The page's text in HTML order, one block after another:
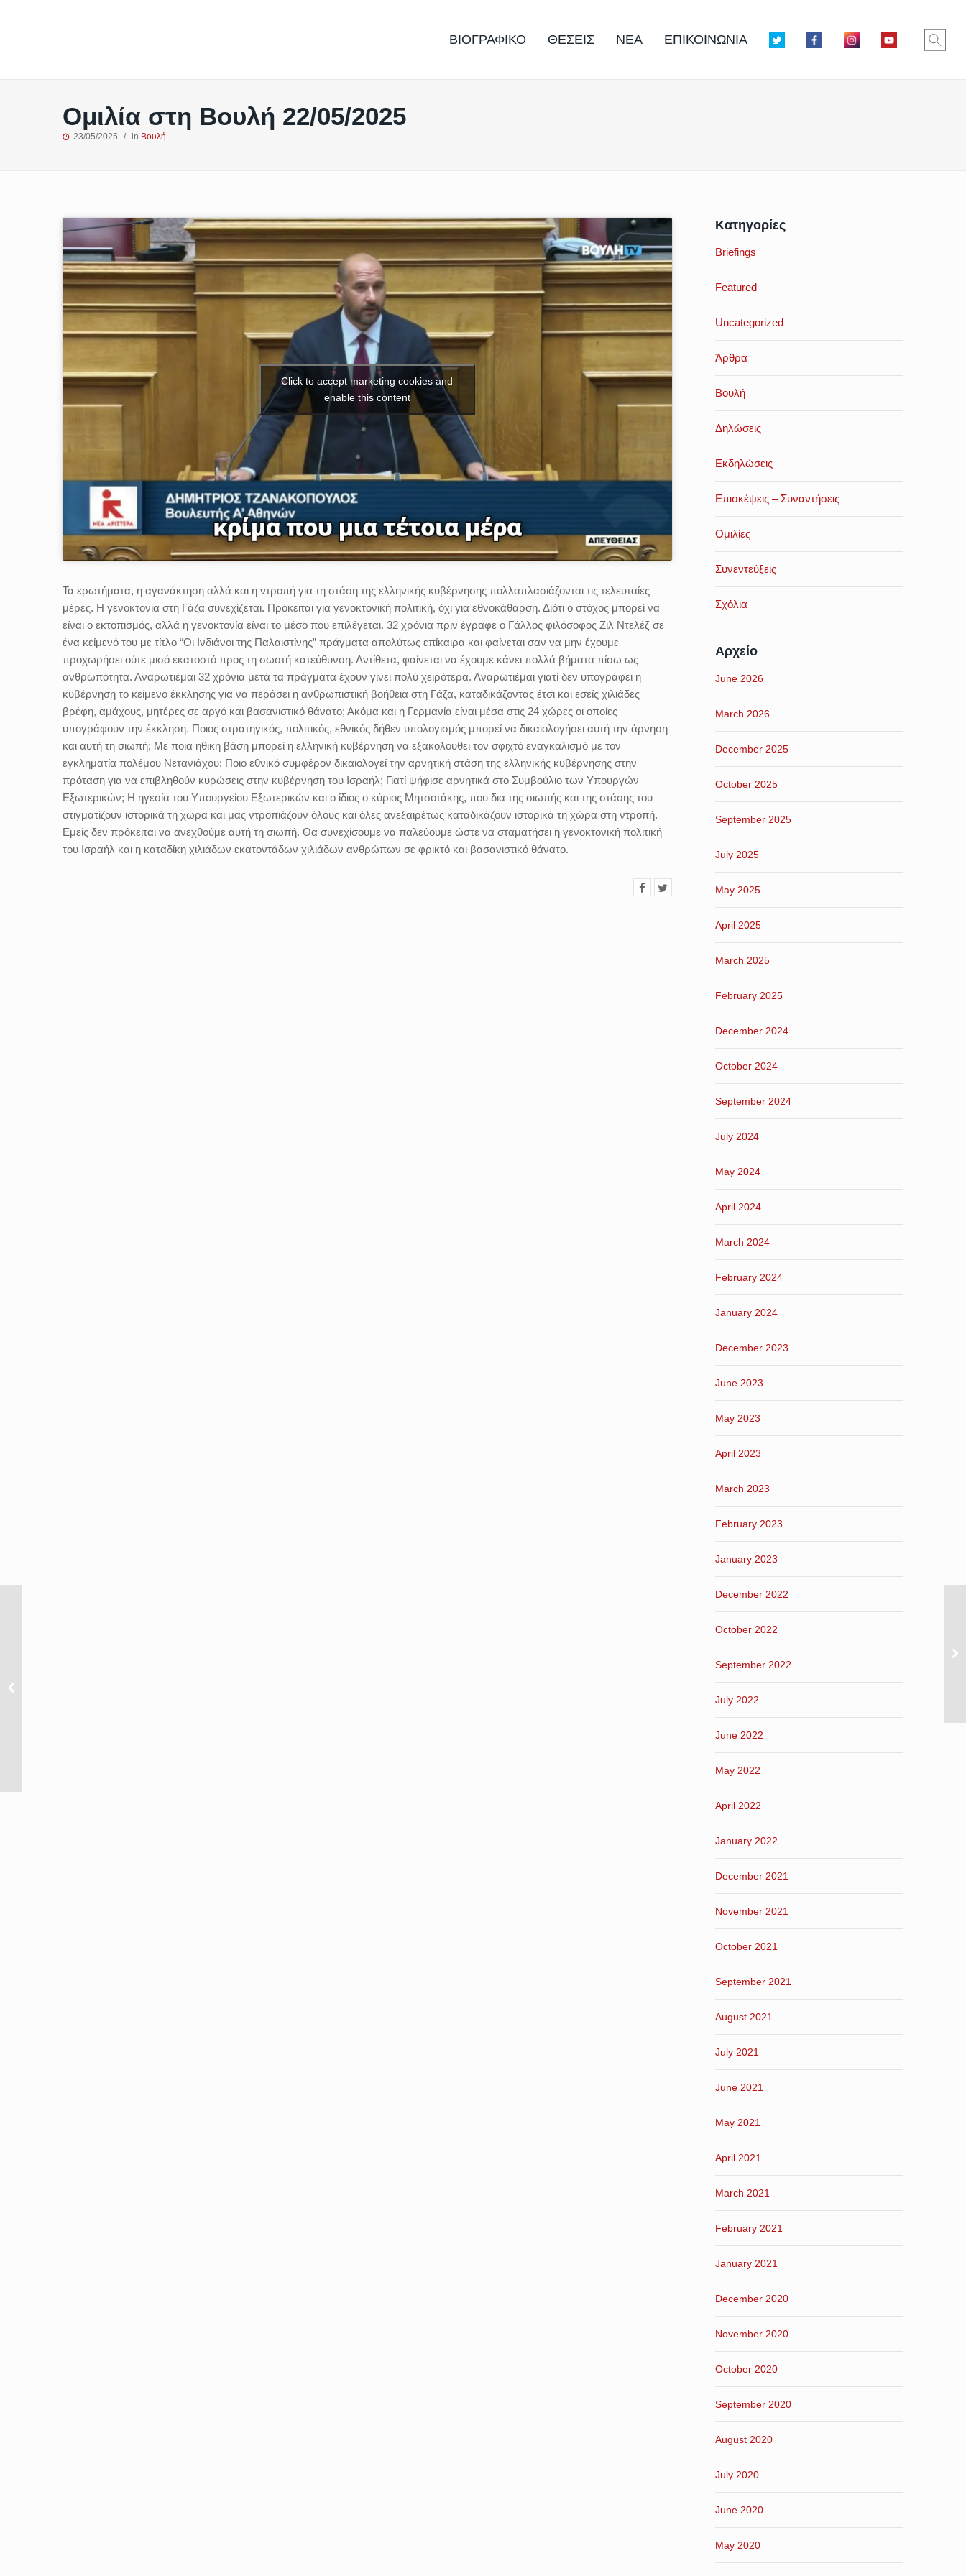
ΒΙΟΓΡΑΦΙΚΟ ΘΕΣΕΙΣ ΝΕΑ ΕΠΙΚΟΙΝΩΝΙΑ
Ομιλία στη Βουλή 22/05/2025
23/05/2025 in Βουλή
Click to accept marketing cookies and
enable this content
Τα ερωτήματα, η αγανάκτηση αλλά και η ντροπή για τη στάση της ελληνικής κυβέρνησης πολλαπλασιάζονται τις τελευταίες
μέρες. Η γενοκτονία στη Γάζα συνεχίζεται. Πρόκειται για γενοκτονική πολιτική, όχι για εθνοκάθαρση. Διότι ο στόχος μπορεί να
είναι ο εκτοπισμός, αλλά η γενοκτονία είναι το μέσο που επιλέγεται. 32 χρόνια πριν έγραφε ο Γάλλος φιλόσοφος Ζιλ Ντελέζ σε
ένα κείμενό του με τίτλο “Οι Ινδιάνοι της Παλαιστίνης” πράγματα απολύτως επίκαιρα και φαίνεται σαν να μην έχουμε
προχωρήσει ούτε μισό εκατοστό προς τη σωστή κατεύθυνση. Αντίθετα, φαίνεται να έχουμε κάνει πολλά βήματα πίσω ως
ανθρωπότητα. Αναρωτιέμαι 32 χρόνια μετά τα πράγματα έχουν γίνει πολύ χειρότερα. Αναρωτιέμαι γιατί δεν υπογράφει η
κυβέρνηση το κείμενο έκκλησης για να περάσει η ανθρωπιστική βοήθεια στη Γάζα, καταδικάζοντας έτσι και εσείς χιλιάδες
βρέφη, αμάχους, μητέρες σε αργό και βασανιστικό θάνατο; Ακόμα και η Γερμανία είναι μέσα στις 24 χώρες οι οποίες
υπογράφουν την έκκληση. Ποιος στρατηγικός, πολιτικός, εθνικός δήθεν υπολογισμός μπορεί να δικαιολογήσει αυτή την άρνηση
και αυτή τη σιωπή; Με ποια ηθική βάση μπορεί η ελληνική κυβέρνηση να εξακολουθεί τον σφιχτό εναγκαλισμό με τον
εγκληματία πολέμου Νετανιάχου; Ποιο εθνικό συμφέρον δικαιολογεί την αρνητική στάση της ελληνικής κυβέρνησης στην
πρόταση για να επιβληθούν κυρώσεις στην κυβέρνηση του Ισραήλ; Γιατί ψήφισε αρνητικά στο Συμβούλιο των Υπουργών
Εξωτερικών; Η ηγεσία του Υπουργείου Εξωτερικών και ο ίδιος ο κύριος Μητσοτάκης, που δια της σιωπής και της στάσης του
στιγματίζουν ιστορικά τη χώρα και μας ντροπιάζουν όλους και όλες ανεξαιρέτως καταδικάζουν ιστορικά τη χώρα στη ντροπή.
Εμείς δεν πρόκειται να ανεχθούμε αυτή τη σιωπή. Θα συνεχίσουμε να παλεύουμε ώστε να σταματήσει η γενοκτονική πολιτική
του Ισραήλ και η καταδίκη χιλιάδων εκατοντάδων χιλιάδων ανθρώπων σε φρικτό και βασανιστικό θάνατο.
Κατηγορίες
Briefings
Featured
Uncategorized
Άρθρα
Βουλή
Δηλώσεις
Εκδηλώσεις
Επισκέψεις – Συναντήσεις
Ομιλίες
Συνεντεύξεις
Σχόλια
Αρχείο
June 2026
March 2026
December 2025
October 2025
September 2025
July 2025
May 2025
April 2025
March 2025
February 2025
December 2024
October 2024
September 2024
July 2024
May 2024
April 2024
March 2024
February 2024
January 2024
December 2023
June 2023
May 2023
April 2023
March 2023
February 2023
January 2023
December 2022
October 2022
September 2022
July 2022
June 2022
May 2022
April 2022
January 2022
December 2021
November 2021
October 2021
September 2021
August 2021
July 2021
June 2021
May 2021
April 2021
March 2021
February 2021
January 2021
December 2020
November 2020
October 2020
September 2020
August 2020
July 2020
June 2020
May 2020